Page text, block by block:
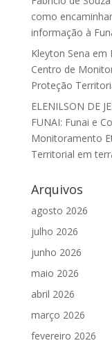
como
informação à
Kleyton Sena em
Centro de
Proteção
ELENILSON DE
FUNAI: Funai e
Monitoramento
Territorial em
Arquivos
agosto 2026
julho 2026
junho 2026
maio 2026
abril 2026
março 2026
fevereiro 2026